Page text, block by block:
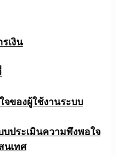
เงิน
จของผู้ใช้งานระบบ
บประเมินความพึงพอใจ
นเทศ